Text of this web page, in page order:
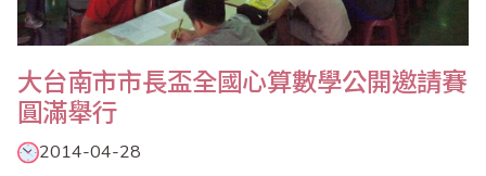
大台南市市長盃全國心算數學公開邀請賽
圓滿舉行
2014-04-28